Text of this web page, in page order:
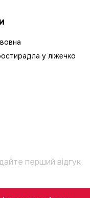
у ліжечко
перший відгук